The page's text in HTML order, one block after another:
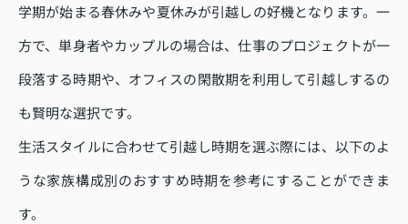
学期が始まる春休みや夏休みが引越しの好機となります。一
方で、単身者やカップルの場合は、仕事のプロジェクトが一
段落する時期や、オフィスの閑散期を利用して引越しするの
も賢明な選択です。
生活スタイルに合わせて引越し時期を選ぶ際には、以下のよ
うな家族構成別のおすすめ時期を参考にすることができま
す。